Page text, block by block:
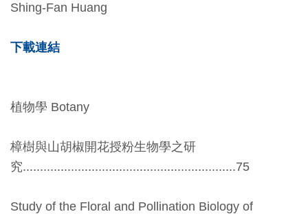
Shing-Fan Huang
下載連結
植物學 Botany
樟樹與山胡椒開花授粉生物學之研
究..............................................................75
Study of the Floral and Pollination Biology of